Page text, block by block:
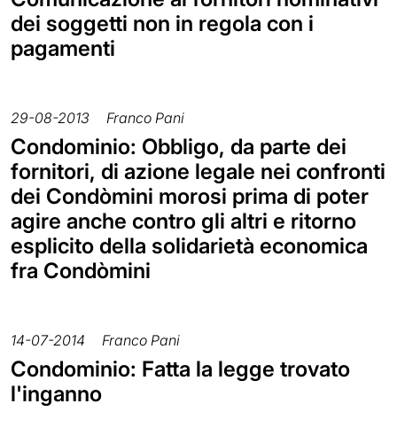
dei soggetti non in regola con i
pagamenti
29-08-2013 Franco Pani
Condominio: Obbligo, da parte dei
fornitori, di azione legale nei confronti
dei Condòmini morosi prima di poter
agire anche contro gli altri e ritorno
esplicito della solidarietà economica
fra Condòmini
14-07-2014 Franco Pani
Condominio: Fatta la legge trovato
l'inganno